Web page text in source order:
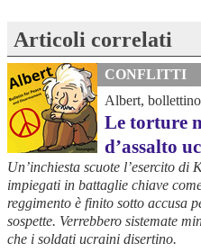
Articoli correlati
CONFLITTI
Albert,
Le torture
d’assalto
Un’inchiesta scuote l’esercito di
impiegati in battaglie chiave
reggimento è finito sotto accusa
sospette. Verrebbero sistemate
che i soldati ucraini disertino.